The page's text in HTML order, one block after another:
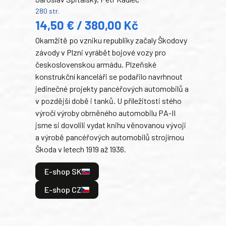
280 str.
14,50 € / 380,00 Kč
Okamžitě po vzniku republiky začaly Škodovy
závody v Plzni vyrábět bojové vozy pro
československou armádu. Plzeňské
konstrukční kanceláři se podařilo navrhnout
jedinečné projekty pancéřových automobilů a
v pozdější době i tanků. U příležitosti stého
výročí výroby obrněného automobilu PA-II
jsme si dovolili vydat knihu věnovanou vývoji
a výrobě pancéřových automobilů strojírnou
Škoda v letech 1919 až 1936.
E-shop SK
E-shop CZ